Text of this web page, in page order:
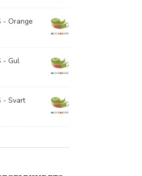
- Orange
- Gul
- Svart